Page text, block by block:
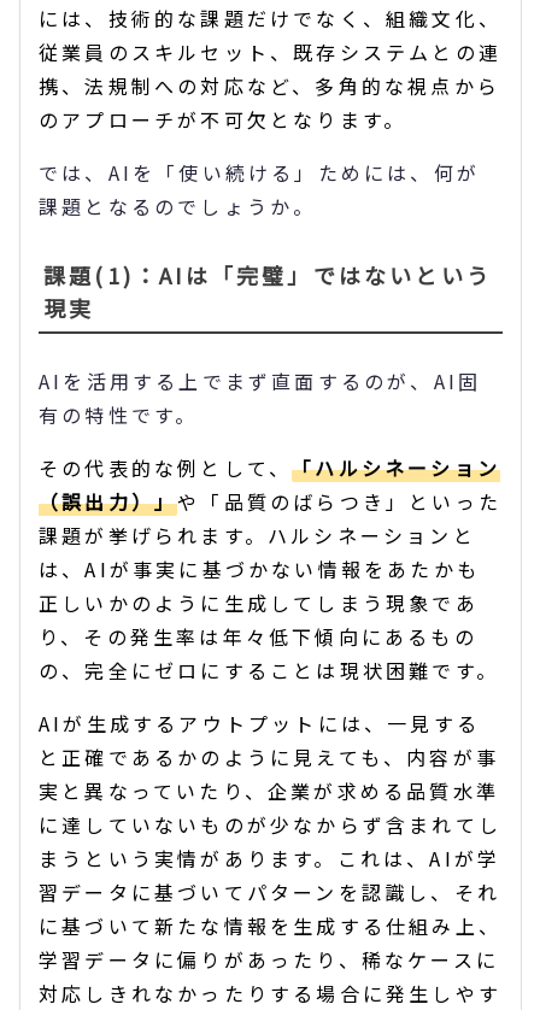
には、技術的な課題だけでなく、組織文化、
従業員のスキルセット、既存システムとの連
携、法規制への対応など、多角的な視点から
のアプローチが不可欠となります。
では、AIを「使い続ける」ためには、何が
課題となるのでしょうか。
課題(1)：AIは「完璧」ではないという
現実
AIを活用する上でまず直面するのが、AI固
有の特性です。
その代表的な例として、「ハルシネーション
（誤出力）」や「品質のばらつき」といった
課題が挙げられます。ハルシネーションと
は、AIが事実に基づかない情報をあたかも
正しいかのように生成してしまう現象であ
り、その発生率は年々低下傾向にあるもの
の、完全にゼロにすることは現状困難です。
AIが生成するアウトプットには、一見する
と正確であるかのように見えても、内容が事
実と異なっていたり、企業が求める品質水準
に達していないものが少なからず含まれてし
まうという実情があります。これは、AIが学
習データに基づいてパターンを認識し、それ
に基づいて新たな情報を生成する仕組み上、
学習データに偏りがあったり、稀なケースに
対応しきれなかったりする場合に発生しやす